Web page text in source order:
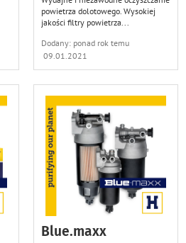
powietrza dolotowego. Wysokiej
jakości filtry powietrza...
Dodany: ponad rok temu
09.01.2021
Blue.maxx